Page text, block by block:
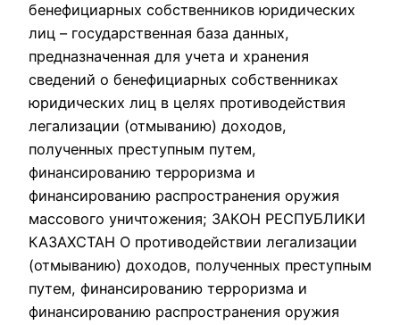
бенефициарных собственников юридических
лиц – государственная база данных,
предназначенная для учета и хранения
сведений о бенефициарных собственниках
юридических лиц в целях противодействия
легализации (отмыванию) доходов,
полученных преступным путем,
финансированию терроризма и
финансированию распространения оружия
массового уничтожения; ЗАКОН РЕСПУБЛИКИ
КАЗАХСТАН О противодействии легализации
(отмыванию) доходов, полученных преступным
путем, финансированию терроризма и
финансированию распространения оружия